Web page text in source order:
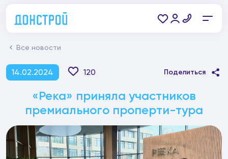
Все новости
14.02.2024 120 Поделиться
«Река» приняла участников
премиального проперти-тура